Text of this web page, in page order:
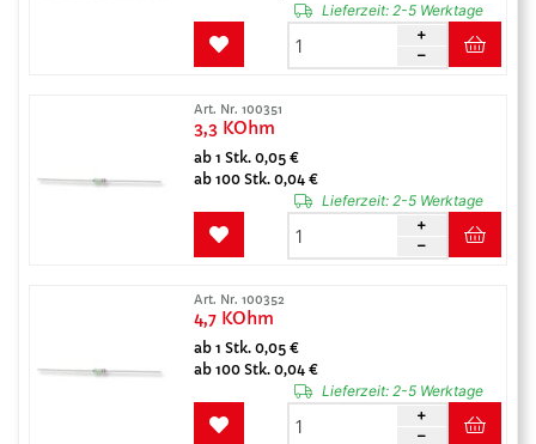
Lieferzeit:2-5 Werktage
Art. Nr. 100351
3,3 KOhm
ab 1 Stk. 0,05 €
ab 100 Stk. 0,04 €
Lieferzeit:2-5 Werktage
Art. Nr. 100352
4,7 KOhm
ab 1 Stk. 0,05 €
ab 100 Stk. 0,04 €
Lieferzeit:2-5 Werktage